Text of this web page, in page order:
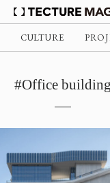
CULTURE
#Office building